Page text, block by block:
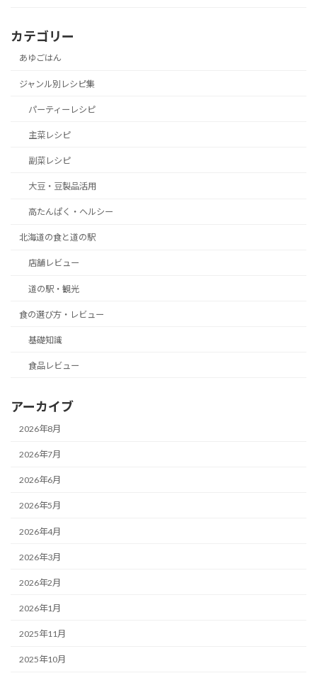
カテゴリー
あゆごはん
ジャンル別レシピ集
パーティーレシピ
主菜レシピ
副菜レシピ
大豆・豆製品活用
高たんぱく・ヘルシー
北海道の食と道の駅
店舗レビュー
道の駅・観光
食の選び方・レビュー
基礎知識
食品レビュー
アーカイブ
2026年8月
2026年7月
2026年6月
2026年5月
2026年4月
2026年3月
2026年2月
2026年1月
2025年11月
2025年10月